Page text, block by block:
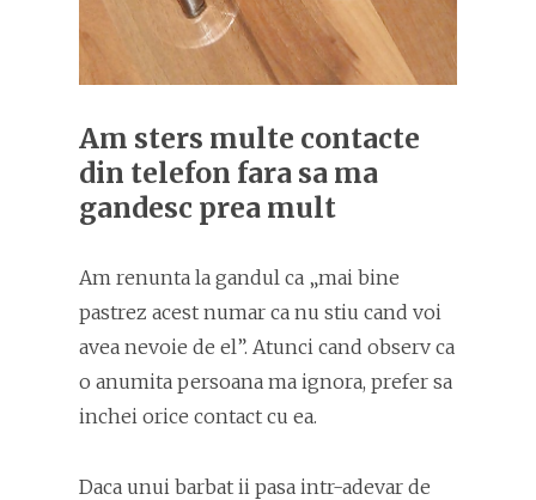
Am sters multe contacte
din telefon fara sa ma
gandesc prea mult
Am renunta la gandul ca „mai bine
pastrez acest numar ca nu stiu cand voi
avea nevoie de el”. Atunci cand observ ca
o anumita persoana ma ignora, prefer sa
inchei orice contact cu ea.
Daca unui barbat ii pasa intr-adevar de